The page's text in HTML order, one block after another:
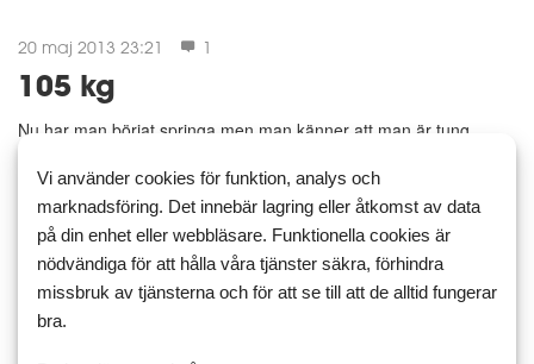
20 maj 2013 23:21 1
105 kg
Nu har man börjat springa men man känner att man är tung.
bättre och jag sänker några hundradelar varje gång. lärde mej en
läxa när jag sprang 12 kilometer det tog många dagar a...
Läs mer Kommentera
Vi använder cookies för funktion, analys och
marknadsföring. Det innebär lagring eller åtkomst av data
på din enhet eller webbläsare. Funktionella cookies är
nödvändiga för att hålla våra tjänster säkra, förhindra
missbruk av tjänsterna och för att se till att de alltid fungerar
bra.